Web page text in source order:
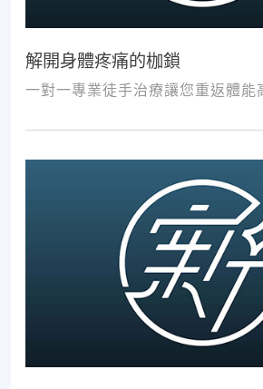
解開身體疼痛的枷鎖
一對一專業徒手治療讓您重返體能